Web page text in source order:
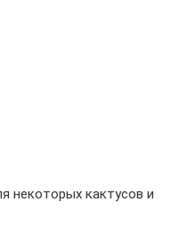
некоторых кактусов и